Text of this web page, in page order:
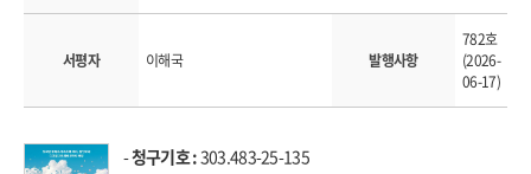
서평자 이해국 발행사항
782호
(2026-
06-17)
-청구기호 :303.483-25-135